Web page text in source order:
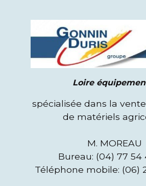
Loire
spécialisée dans la
de matériels
M. MOREAU
Bureau: (04) 77 54
Téléphone mobile: (06)